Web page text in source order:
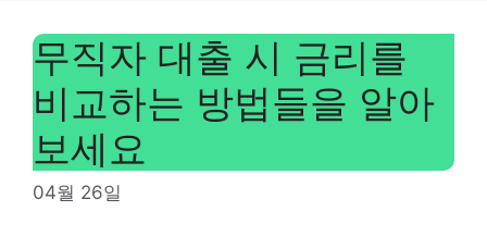
무직자 대출 시 금리를
비교하는 방법들을 알아
보세요
04월 26일